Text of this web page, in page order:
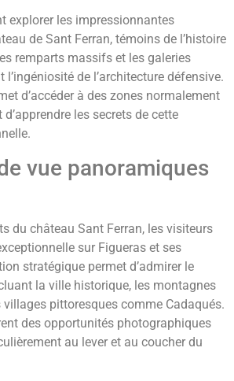
explorer les impressionnantes
de Sant Ferran, témoins de l’histoire
remparts massifs et les galeries
l’ingéniosité de l’architecture défensive.
d’accéder à des zones normalement
les secrets de cette
vue panoramiques
du château Sant Ferran, les visiteurs
sur Figueras et ses
stratégique permet d’admirer le
la ville historique, les montagnes
pittoresques comme Cadaqués.
des opportunités photographiques
au lever et au coucher du